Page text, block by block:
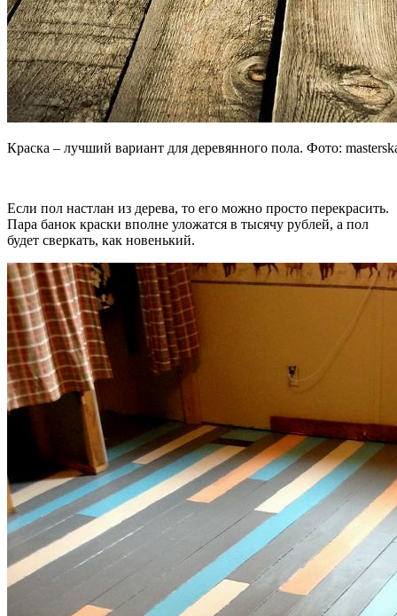
Краска – лучший вариант для деревянного пола. Фото:
Если пол настлан из дерева, то его можно просто перекрасить.
Пара банок краски вполне уложатся в тысячу рублей, а пол
будет сверкать, как новенький.